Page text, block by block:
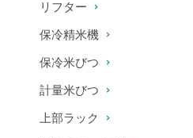
リフター
保冷精米機
保冷米びつ
計量米びつ
上部ラック